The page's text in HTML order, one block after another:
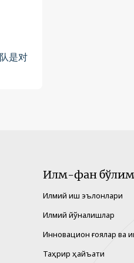
是对
Илм-фан
Илмий иш эълонлари
Илмий йўналишлар
Инновацион ғоялар ва
Таҳрир ҳайъати